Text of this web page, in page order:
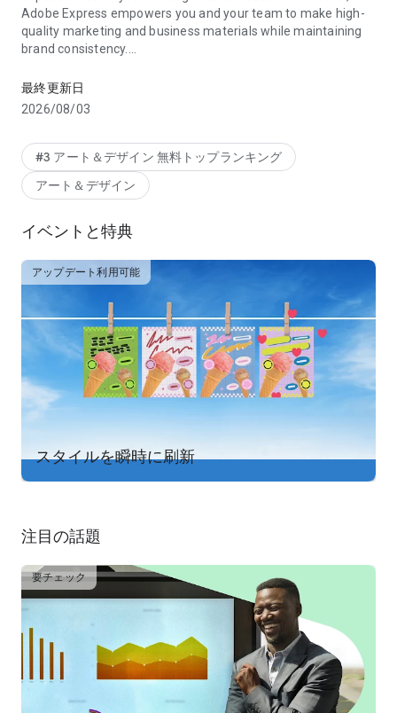
Adobe Express empowers you and your team to make high-
quality marketing and business materials while maintaining
brand consistency.
VIDEO MADE EASY
Looking for the best free video editor? Adobe Express makes
music, transitions, and sound effects. Automatically add
captions, reframe for social channels, and remove
background noise -- all in one place.
PHOTO EDITING FOR EVERYONE
Adobe Express is the best free photo editor for beginners,
offering intuitive tools to enhance your images. Use AI to add
or remove objects, apply Photoshop-powered filters, and
instantly generate stunning photo art with our AI photo
generator.
BYE-BYE BACKGROUNDS
Need the best app to remove photo backgrounds? Adobe
Express makes it effortless. With Quick Actions, remove
backgrounds from photos or videos in seconds, convert
QR CODE GENERATION MADE SIMPLE
Create stylish, branded QR codes with ease. Adobe Express is
STAYING ON BRAND MADE EASY
With brand kits, keep your fonts, colors, and logos ready to
drop into any design. Apply your brand across all your content
with a tap. Maintain a cohesive look with Generate Similar
EDIT PDFs QUICKLY
Update content, swap images, refine layouts, or add your
brand’s colors, fonts, and visuals, all in just a few clicks. You
can even convert files to PDF or export PDFs to share with
最終更新日
2026/08/03
#3 アート＆デザイン 無料トップランキング
アート＆デザイン
イベントと特典
アップデート利用可能
スタイルを瞬時に刷新
注目の話題
要チェック